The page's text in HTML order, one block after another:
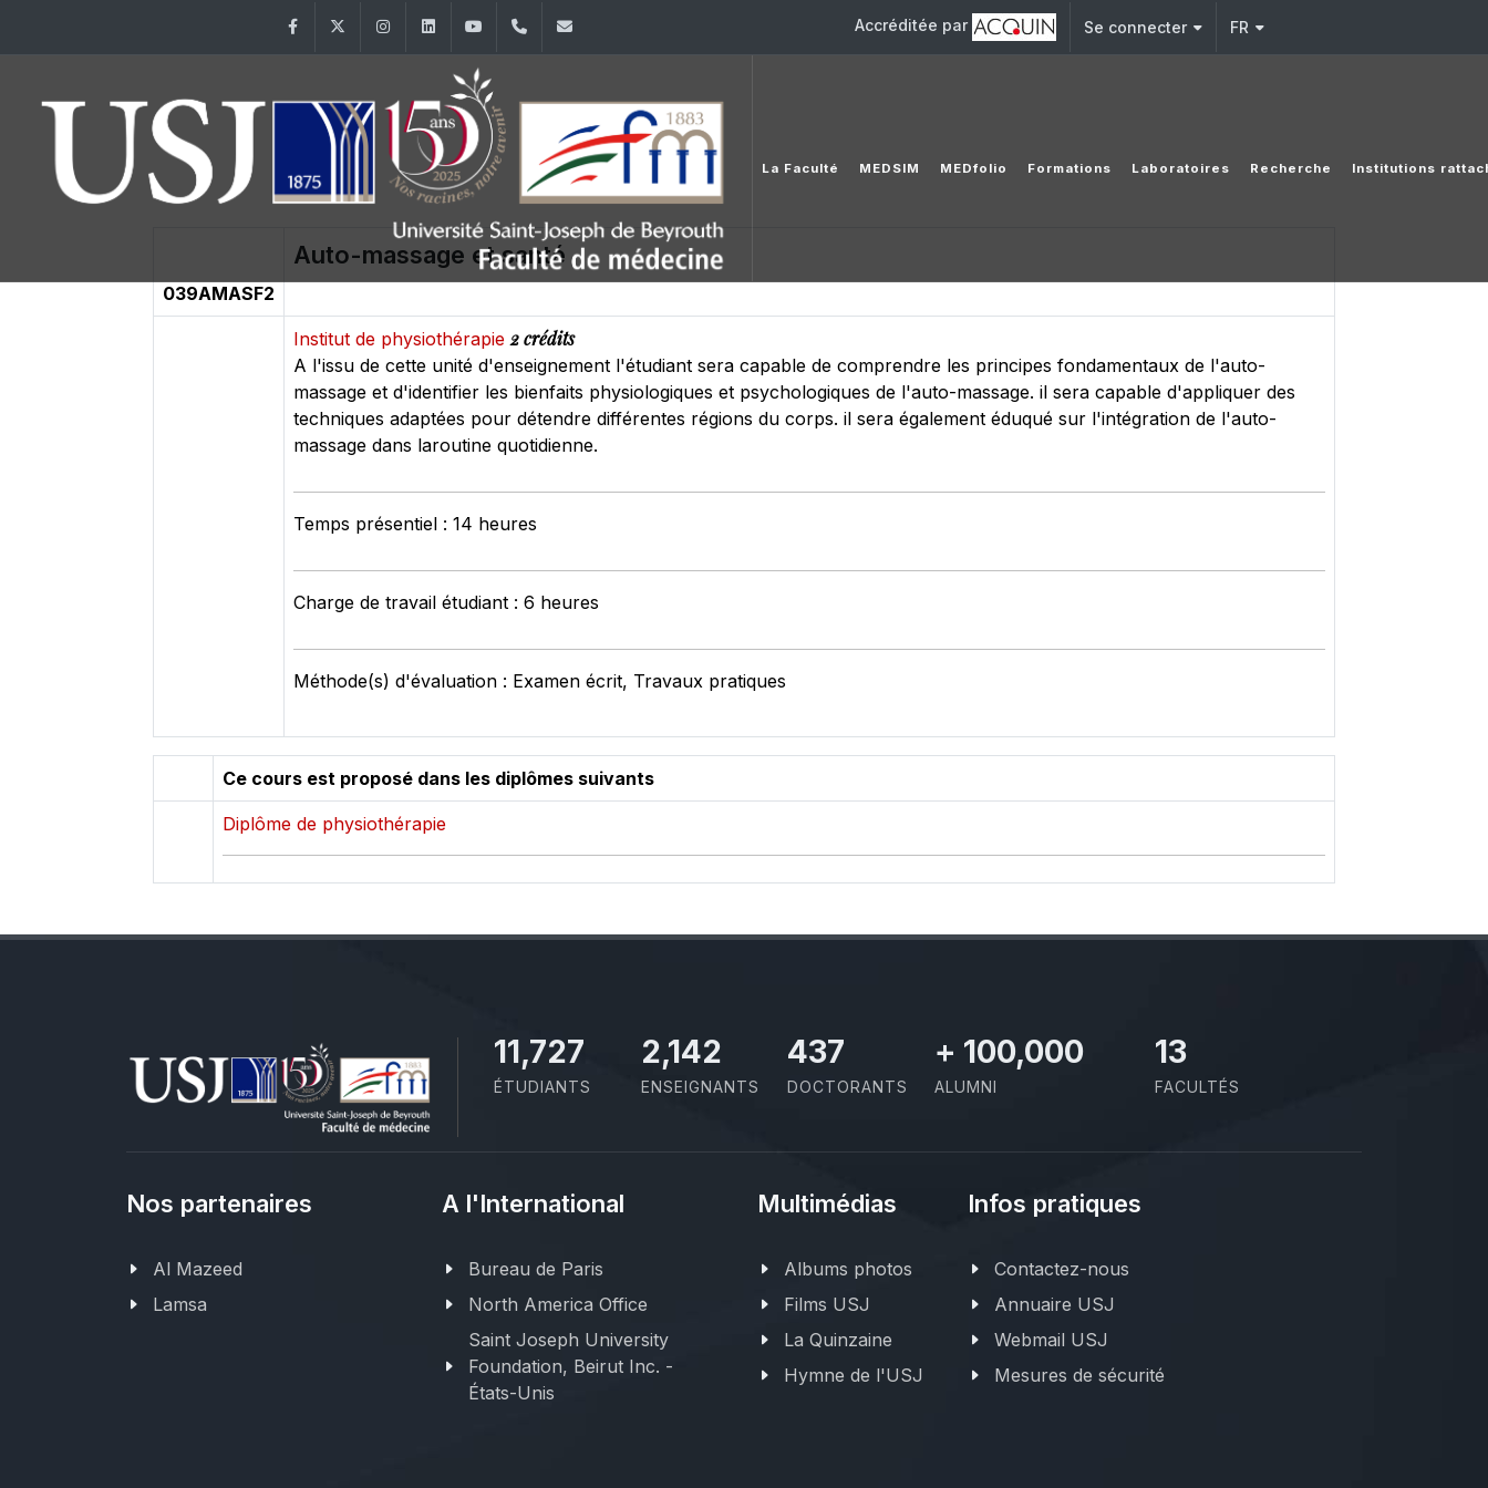
FacebookTwitter InstagramLinkedInYouTube+961 (1) 421 235 Accréditée par Se connecter FR
La Faculté MEDSIM MEDfolio Formations Laboratoires Recherche Institutions
039AMASF2
Auto-massage et santé
Institut de physiothérapie2 crédits
A l'issu de cette unité d'enseignement l'étudiant sera capable de comprendre les principes fondamentaux de l'auto-
massage et d'identifier les bienfaits physiologiques et psychologiques de l'auto-massage. il sera capable d'appliquer des
techniques adaptées pour détendre différentes régions du corps. il sera également éduqué sur l'intégration de l'auto-
massage dans laroutine quotidienne.
Temps présentiel : 14 heures
Charge de travail étudiant : 6 heures
Méthode(s) d'évaluation : Examen écrit, Travaux pratiques
Ce cours est proposé dans les diplômes suivants
Diplôme de physiothérapie
11,727
ÉTUDIANTS
2,142
ENSEIGNANTS
437
DOCTORANTS
+ 100,000
ALUMNI
13
FACULTÉS
Nos partenaires
Al Mazeed
Lamsa
A l'International
Bureau de Paris
North America Office
Saint Joseph University
Foundation, Beirut Inc. -
États-Unis
Multimédias
Albums photos
Films USJ
La Quinzaine
Hymne de l'USJ
Infos pratiques
Contactez-nous
Annuaire USJ
Webmail USJ
Mesures de sécurité